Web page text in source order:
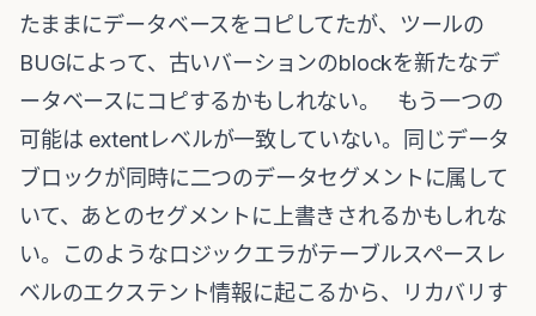
たままにデータベースをコピしてたが、ツールの
BUGによって、古いバーションのblockを新たなデ
ータベースにコピするかもしれない。 もう一つの
可能は extentレベルが一致していない。同じデータ
ブロックが同時に二つのデータセグメントに属して
いて、あとのセグメントに上書きされるかもしれな
い。このようなロジックエラがテーブルスペースレ
ベルのエクステント情報に起こるから、リカバリす